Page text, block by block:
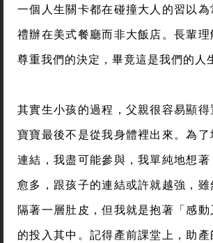
一個人生關卡都在碰撞大人的習以
禮辦在美式餐廳而非大飯店。長輩
尊重我們的決定，畢竟這是我們的人
其實生小孩的過程，父親很容易顯
寶寶最後不是從我身體裡出來。為
連結，我盡可能參與，我單純地想
愈多，跟孩子的連結或許就越強，
隔著一層肚皮，但我就是抱著「感
的投入其中。記得產前課堂上，助